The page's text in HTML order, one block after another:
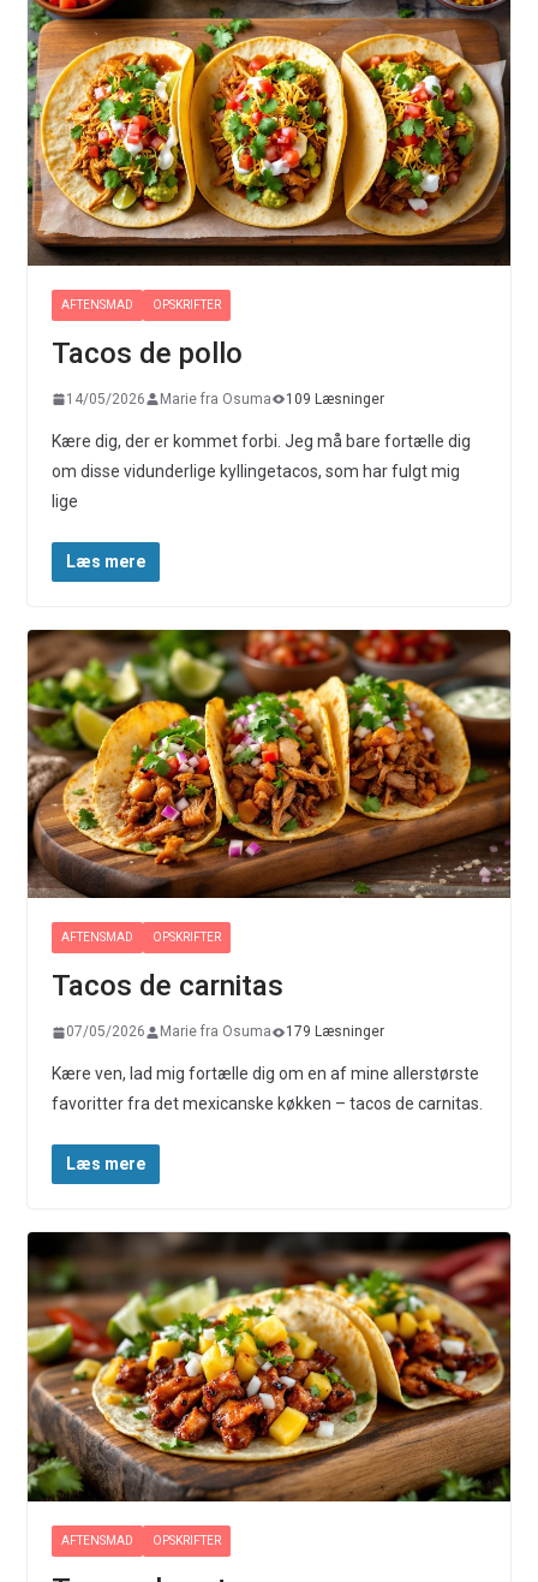
AFTENSMAD OPSKRIFTER
Tacos de pollo
14/05/2026 Marie fra Osuma 109 Læsninger
Kære dig, der er kommet forbi. Jeg må bare fortælle dig
om disse vidunderlige kyllingetacos, som har fulgt mig
lige
Læs mere
AFTENSMAD OPSKRIFTER
Tacos de carnitas
07/05/2026 Marie fra Osuma 179 Læsninger
Kære ven, lad mig fortælle dig om en af mine allerstørste
favoritter fra det mexicanske køkken – tacos de carnitas.
Læs mere
AFTENSMAD OPSKRIFTER